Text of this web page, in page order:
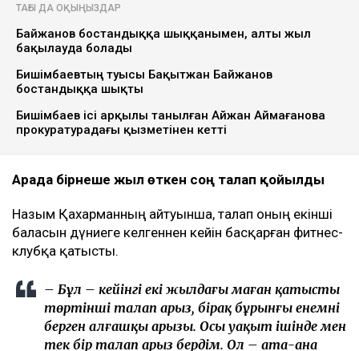
Бишімбаевтың анасы өзіне қатысты 25 млн теңгеге
жуық сома өндіру туралы талап арыз бергенін
мәлімдеді. Оның айтуынша, бұл – сотталған экс-
министрдің отбасы кейінгі екі жылда өзіне қарсы
берген төртінші талап арыз, деп
хабарлайды Ulysmedia.kz.
бақылауда болады
Бишімбаевтың туысы Бақытжан Байжанов
бостандыққа шықты
Бишімбаев ісі арқылы танылған Айжан Аймағанова
прокуратурадағы қызметінен кетті
Арада бірнеше жыл өткен соң талап қойылды